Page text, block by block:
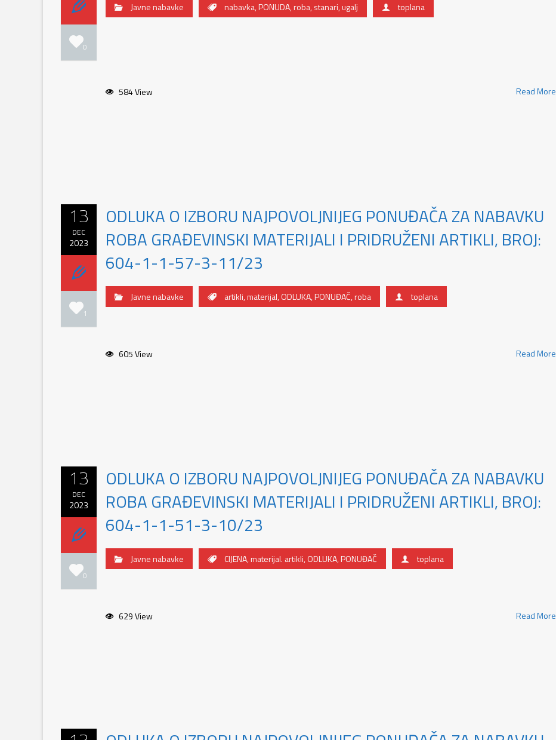
0
Javne nabavke nabavka,PONUDA,roba,stanari,ugalj toplana
584 View Read More
13
DEC
2023
1
ODLUKA O IZBORU NAJPOVOLJNIJEG PONUĐAČA ZA NABAVKU
ROBA GRAĐEVINSKI MATERIJALI I PRIDRUŽENI ARTIKLI, BROJ:
604-1-1-57-3-11/23
Javne nabavke artikli,materijal,ODLUKA,PONUĐAČ,roba toplana
605 View Read More
13
DEC
2023
0
ODLUKA O IZBORU NAJPOVOLJNIJEG PONUĐAČA ZA NABAVKU
ROBA GRAĐEVINSKI MATERIJALI I PRIDRUŽENI ARTIKLI, BROJ:
604-1-1-51-3-10/23
Javne nabavke CIJENA,materijal. artikli,ODLUKA,PONUĐAČ toplana
629 View Read More